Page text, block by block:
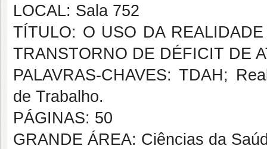
LOCAL: Sala 752
TÍTULO: O USO DA
TRANSTORNO DE DÉFICIT DE
PALAVRAS-CHAVES: TDAH;
de Trabalho.
PÁGINAS: 50
GRANDE ÁREA: Ciências da